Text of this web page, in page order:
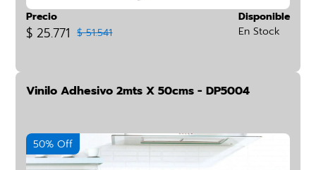
Precio
$ 25.771 $ 51.541
Disponible
En Stock
Vinilo Adhesivo 2mts X 50cms - DP5004
50% Off